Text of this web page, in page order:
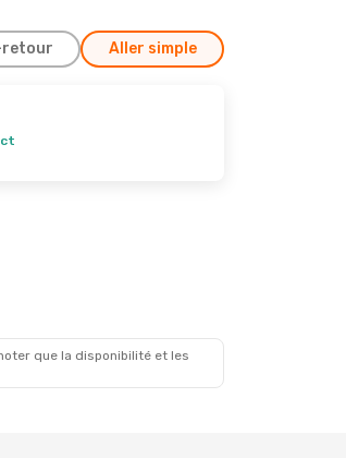
Aller simple
que la disponibilité et les